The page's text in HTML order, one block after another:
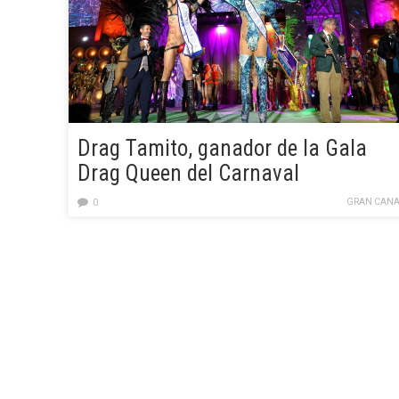
Drag Tamito, ganador de la Gala
Drag Queen del Carnaval
Internacional de Maspalomas 2024
GRAN
0